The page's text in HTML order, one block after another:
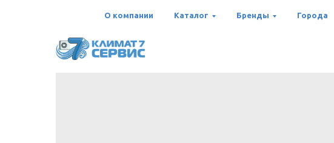
О компании Каталог Бренды Города